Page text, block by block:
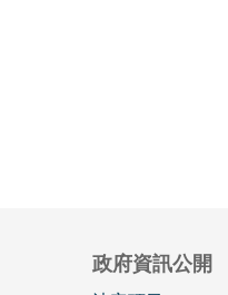
政府資訊公開